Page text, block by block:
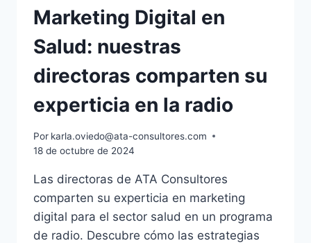
Marketing Digital en
Salud: nuestras
directoras comparten su
experticia en la radio
Por karla.oviedo@ata-consultores.com
18 de octubre de 2024
Las directoras de ATA Consultores
comparten su experticia en marketing
digital para el sector salud en un programa
de radio. Descubre cómo las estrategias